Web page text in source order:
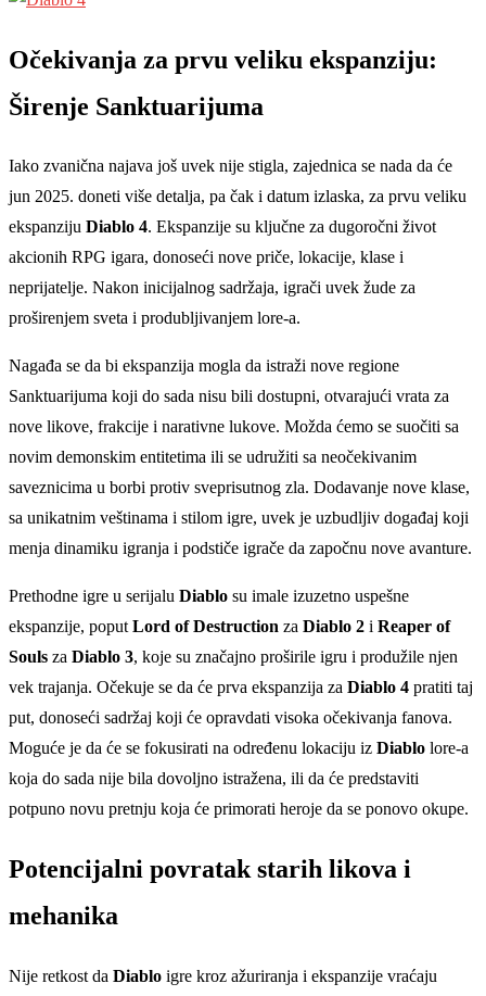
Očekivanja za prvu veliku ekspanziju:
Širenje Sanktuarijuma
Iako zvanična najava još uvek nije stigla, zajednica se nada da će
jun 2025. doneti više detalja, pa čak i datum izlaska, za prvu veliku
ekspanziju Diablo 4. Ekspanzije su ključne za dugoročni život
akcionih RPG igara, donoseći nove priče, lokacije, klase i
neprijatelje. Nakon inicijalnog sadržaja, igrači uvek žude za
proširenjem sveta i produbljivanjem lore-a.
Nagađa se da bi ekspanzija mogla da istraži nove regione
Sanktuarijuma koji do sada nisu bili dostupni, otvarajući vrata za
nove likove, frakcije i narativne lukove. Možda ćemo se suočiti sa
novim demonskim entitetima ili se udružiti sa neočekivanim
saveznicima u borbi protiv sveprisutnog zla. Dodavanje nove klase,
sa unikatnim veštinama i stilom igre, uvek je uzbudljiv događaj koji
menja dinamiku igranja i podstiče igrače da započnu nove avanture.
Prethodne igre u serijalu Diablo su imale izuzetno uspešne
ekspanzije, poputLord of Destruction za Diablo 2 i Reaper of
Souls za Diablo 3, koje su značajno proširile igru i produžile njen
vek trajanja. Očekuje se da će prva ekspanzija za Diablo 4 pratiti taj
put, donoseći sadržaj koji će opravdati visoka očekivanja fanova.
Moguće je da će se fokusirati na određenu lokaciju iz Diablo lore-a
koja do sada nije bila dovoljno istražena, ili da će predstaviti
potpuno novu pretnju koja će primorati heroje da se ponovo okupe.
Potencijalni povratak starih likova i
mehanika
Nije retkost da Diablo igre kroz ažuriranja i ekspanzije vraćaju